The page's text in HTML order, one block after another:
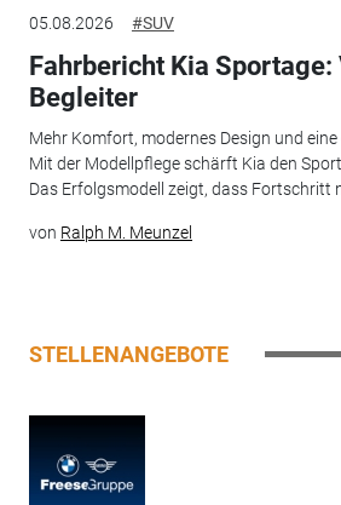
05.08.2026 #SUV
Fahrbericht Kia
Begleiter
Mehr Komfort, modernes Design und
Mit der Modellpflege schärft Kia den
Das Erfolgsmodell zeigt, dass Fortschritt
von Ralph M. Meunzel
STELLENANGEBOTE